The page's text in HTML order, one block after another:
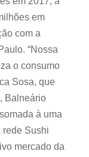
em
com a
“Nossa
o consumo
Sosa, que
Balneário
à uma
rede Sushi
mercado da